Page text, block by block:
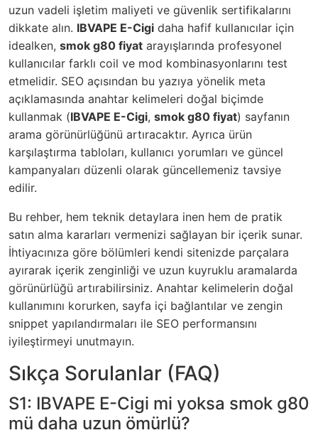
uzun vadeli işletim maliyeti ve güvenlik sertifikalarını
dikkate alın. IBVAPE E-Cigi daha hafif kullanıcılar için
idealken, smok g80 fiyat arayışlarında profesyonel
kullanıcılar farklı coil ve mod kombinasyonlarını test
etmelidir. SEO açısından bu yazıya yönelik meta
açıklamasında anahtar kelimeleri doğal biçimde
kullanmak (IBVAPE E-Cigi, smok g80 fiyat) sayfanın
arama görünürlüğünü artıracaktır. Ayrıca ürün
karşılaştırma tabloları, kullanıcı yorumları ve güncel
kampanyaları düzenli olarak güncellemeniz tavsiye
edilir.
Bu rehber, hem teknik detaylara inen hem de pratik
satın alma kararları vermenizi sağlayan bir içerik sunar.
İhtiyacınıza göre bölümleri kendi sitenizde parçalara
ayırarak içerik zenginliği ve uzun kuyruklu aramalarda
görünürlüğü artırabilirsiniz. Anahtar kelimelerin doğal
kullanımını korurken, sayfa içi bağlantılar ve zengin
snippet yapılandırmaları ile SEO performansını
iyileştirmeyi unutmayın.
Sıkça Sorulanlar (FAQ)
S1: IBVAPE E-Cigi mi yoksa smok g80
mü daha uzun ömürlü?